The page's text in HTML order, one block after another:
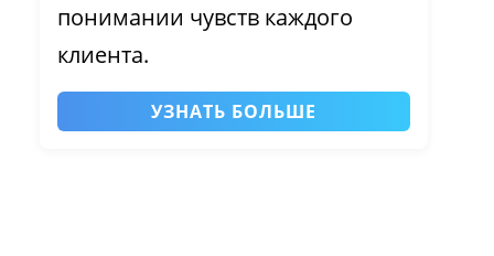
понимании чувств каждого
клиента.
УЗНАТЬ БОЛЬШЕ